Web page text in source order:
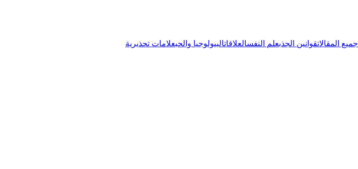
جميع المقالاتقوانين الجذبعلم النفسالعلاقاتالبيولوجيا والحبعلامات تحذيرية